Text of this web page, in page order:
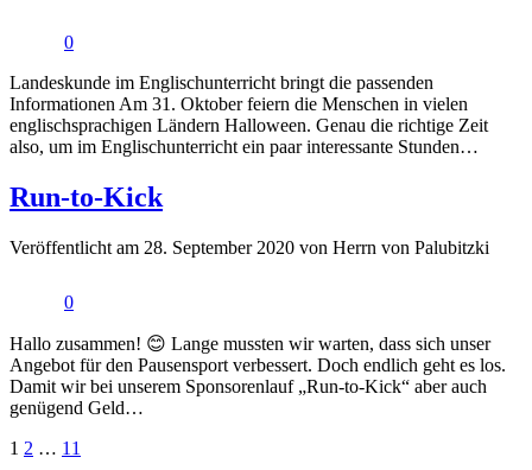
0
Landeskunde im Englischunterricht bringt die passenden
Informationen Am 31. Oktober feiern die Menschen in vielen
englischsprachigen Ländern Halloween. Genau die richtige Zeit
also, um im Englischunterricht ein paar interessante Stunden…
Run-to-Kick
Veröffentlicht am 28. September 2020 von Herrn von Palubitzki
0
Hallo zusammen! 😊 Lange mussten wir warten, dass sich unser
Angebot für den Pausensport verbessert. Doch endlich geht es los.
Damit wir bei unserem Sponsorenlauf „Run-to-Kick“ aber auch
genügend Geld…
Beitragsnavigation
1 2 … 11